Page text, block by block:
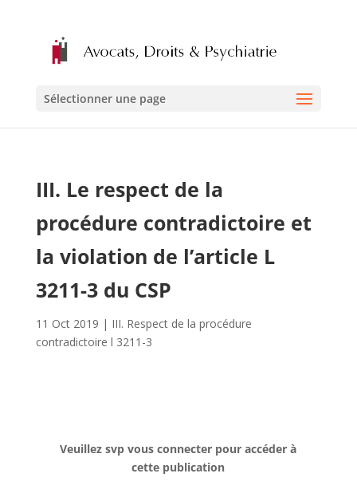
Sélectionner une page
III. Le respect de la
procédure contradictoire et
la violation de l’article L
3211-3 du CSP
11 Oct 2019 | III. Respect de la procédure
contradictoire l 3211-3
Veuillez svp vous connecter pour accéder à
cette publication